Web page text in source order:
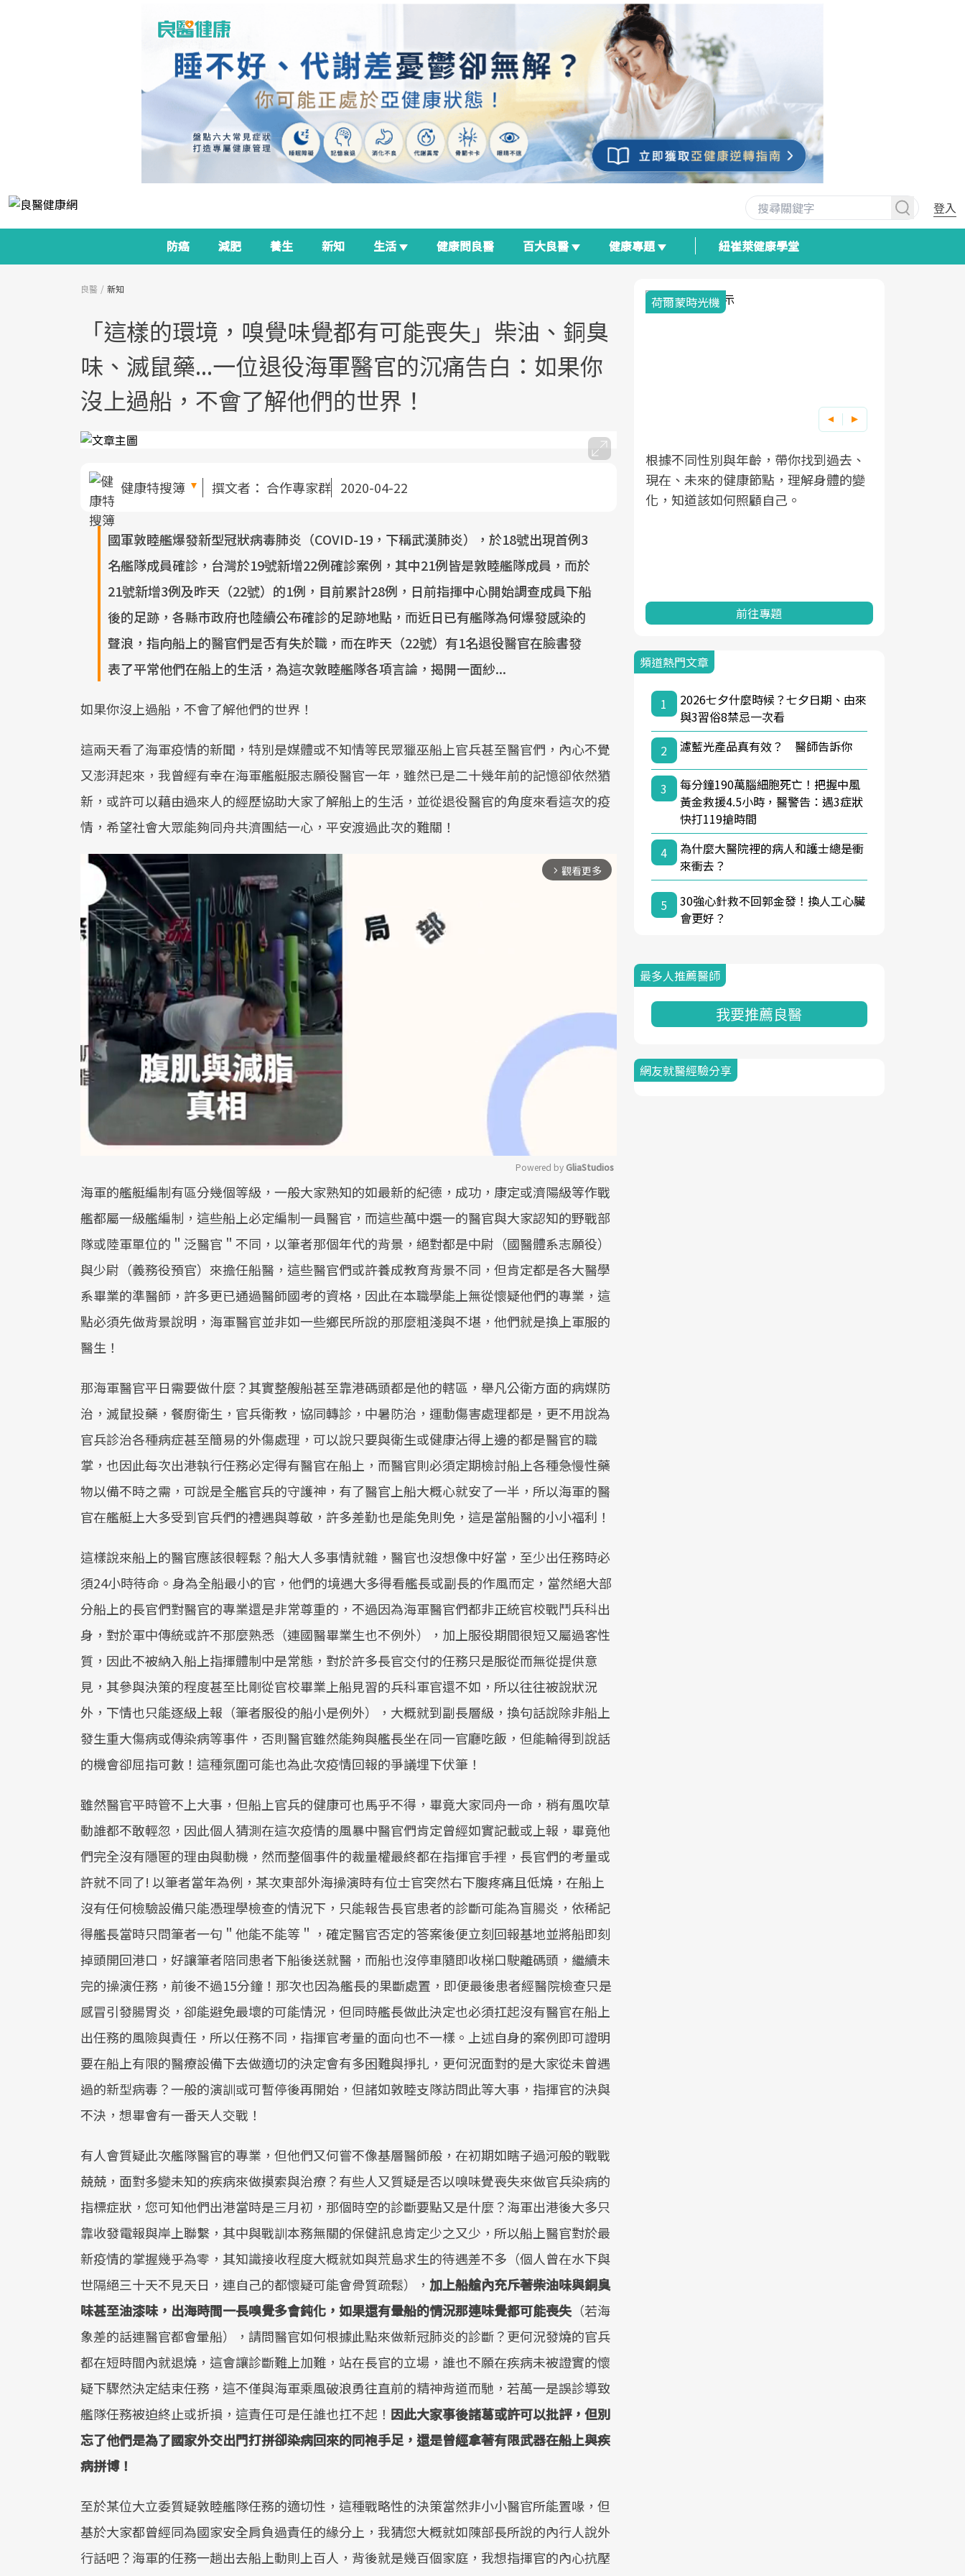
登入
防癌 減肥 養生 新知 生活 健康問良醫 百大良醫 健康專題 紐崔萊健康學堂
良醫 新知
「這樣的環境，嗅覺味覺都有可能喪失」柴油、銅臭
味、滅鼠藥...一位退役海軍醫官的沉痛告白：如果你
沒上過船，不會了解他們的世界！
健康特搜簿 撰文者： 合作專家群 2020-04-22
國軍敦睦艦爆發新型冠狀病毒肺炎（COVID-19，下稱武漢肺炎），於18號出現首例3
名艦隊成員確診，台灣於19號新增22例確診案例，其中21例皆是敦睦艦隊成員，而於
21號新增3例及昨天（22號）的1例，目前累計28例，日前指揮中心開始調查成員下船
後的足跡，各縣市政府也陸續公布確診的足跡地點，而近日已有艦隊為何爆發感染的
聲浪，指向船上的醫官們是否有失於職，而在昨天（22號）有1名退役醫官在臉書發
表了平常他們在船上的生活，為這次敦睦艦隊各項言論，揭開一面紗...
如果你沒上過船，不會了解他們的世界！
這兩天看了海軍疫情的新聞，特別是媒體或不知情等民眾獵巫船上官兵甚至醫官們，內心不覺
又澎湃起來，我曾經有幸在海軍艦艇服志願役醫官一年，雖然已是二十幾年前的記憶卻依然猶
新，或許可以藉由過來人的經歷協助大家了解船上的生活，並從退役醫官的角度來看這次的疫
情，希望社會大眾能夠同舟共濟團結一心，平安渡過此次的難關！
arrow_forward_ios 觀看更多
Mute
Powered by GliaStudios
海軍的艦艇編制有區分幾個等級，一般大家熟知的如最新的紀德，成功，康定或濟陽級等作戰
艦都屬一級艦編制，這些船上必定編制一員醫官，而這些萬中選一的醫官與大家認知的野戰部
隊或陸軍單位的＂泛醫官＂不同，以筆者那個年代的背景，絕對都是中尉（國醫體系志願役）
與少尉（義務役預官）來擔任船醫，這些醫官們或許養成教育背景不同，但肯定都是各大醫學
系畢業的準醫師，許多更已通過醫師國考的資格，因此在本職學能上無從懷疑他們的專業，這
點必須先做背景說明，海軍醫官並非如一些鄉民所說的那麼粗淺與不堪，他們就是換上軍服的
醫生！
那海軍醫官平日需要做什麼？其實整艘船甚至靠港碼頭都是他的轄區，舉凡公衛方面的病媒防
治，滅鼠投藥，餐廚衛生，官兵衛教，協同轉診，中暑防治，運動傷害處理都是，更不用說為
官兵診治各種病症甚至簡易的外傷處理，可以說只要與衛生或健康沾得上邊的都是醫官的職
掌，也因此每次出港執行任務必定得有醫官在船上，而醫官則必須定期檢討船上各種急慢性藥
物以備不時之需，可說是全艦官兵的守護神，有了醫官上船大概心就安了一半，所以海軍的醫
官在艦艇上大多受到官兵們的禮遇與尊敬，許多差勤也是能免則免，這是當船醫的小小福利！
這樣說來船上的醫官應該很輕鬆？船大人多事情就雜，醫官也沒想像中好當，至少出任務時必
須24小時待命。身為全船最小的官，他們的境遇大多得看艦長或副長的作風而定，當然絕大部
分船上的長官們對醫官的專業還是非常尊重的，不過因為海軍醫官們都非正統官校戰鬥兵科出
身，對於軍中傳統或許不那麼熟悉（連國醫畢業生也不例外），加上服役期間很短又屬過客性
質，因此不被納入船上指揮體制中是常態，對於許多長官交付的任務只是服從而無從提供意
見，其參與決策的程度甚至比剛從官校畢業上船見習的兵科軍官還不如，所以往往被說狀況
外，下情也只能逐級上報（筆者服役的船小是例外），大概就到副長層級，換句話說除非船上
發生重大傷病或傳染病等事件，否則醫官雖然能夠與艦長坐在同一官廳吃飯，但能輪得到說話
的機會卻屈指可數！這種氛圍可能也為此次疫情回報的爭議埋下伏筆！
雖然醫官平時管不上大事，但船上官兵的健康可也馬乎不得，畢竟大家同舟一命，稍有風吹草
動誰都不敢輕忽，因此個人猜測在這次疫情的風暴中醫官們肯定曾經如實記載或上報，畢竟他
們完全沒有隱匿的理由與動機，然而整個事件的裁量權最終都在指揮官手裡，長官們的考量或
許就不同了! 以筆者當年為例，某次東部外海操演時有位士官突然右下腹疼痛且低燒，在船上
沒有任何檢驗設備只能憑理學檢查的情況下，只能報告長官患者的診斷可能為盲腸炎，依稀記
得艦長當時只問筆者一句＂他能不能等＂，確定醫官否定的答案後便立刻回報基地並將船即刻
掉頭開回港口，好讓筆者陪同患者下船後送就醫，而船也沒停車隨即收梯口駛離碼頭，繼續未
完的操演任務，前後不過15分鐘！那次也因為艦長的果斷處置，即便最後患者經醫院檢查只是
感冒引發腸胃炎，卻能避免最壞的可能情況，但同時艦長做此決定也必須扛起沒有醫官在船上
出任務的風險與責任，所以任務不同，指揮官考量的面向也不一樣。上述自身的案例即可證明
要在船上有限的醫療設備下去做適切的決定會有多困難與掙扎，更何況面對的是大家從未曾遇
過的新型病毒？一般的演訓或可暫停後再開始，但諸如敦睦支隊訪問此等大事，指揮官的決與
不決，想畢會有一番天人交戰！
有人會質疑此次艦隊醫官的專業，但他們又何嘗不像基層醫師般，在初期如瞎子過河般的戰戰
兢兢，面對多變未知的疾病來做摸索與治療？有些人又質疑是否以嗅味覺喪失來做官兵染病的
指標症狀，您可知他們出港當時是三月初，那個時空的診斷要點又是什麼？海軍出港後大多只
靠收發電報與岸上聯繫，其中與戰訓本務無關的保健訊息肯定少之又少，所以船上醫官對於最
新疫情的掌握幾乎為零，其知識接收程度大概就如與荒島求生的待遇差不多（個人曾在水下與
世隔絕三十天不見天日，連自己的都懷疑可能會骨質疏鬆）， 加上船艙內充斥著柴油味與銅臭
味甚至油漆味，出海時間一長嗅覺多會鈍化，如果還有暈船的情況那連味覺都可能喪失 （若海
象差的話連醫官都會暈船），請問醫官如何根據此點來做新冠肺炎的診斷？更何況發燒的官兵
都在短時間內就退燒，這會讓診斷難上加難，站在長官的立場，誰也不願在疾病未被證實的懷
疑下驟然決定結束任務，這不僅與海軍乘風破浪勇往直前的精神背道而馳，若萬一是誤診導致
艦隊任務被迫終止或折損，這責任可是任誰也扛不起！ 因此大家事後諸葛或許可以批評，但別
忘了他們是為了國家外交出門打拼卻染病回來的同袍手足，還是曾經拿著有限武器在船上與疾
病拼博！
至於某位大立委質疑敦睦艦隊任務的適切性，這種戰略性的決策當然非小小醫官所能置喙，但
基於大家都曾經同為國家安全肩負過責任的緣分上，我猜您大概就如陳部長所說的內行人說外
行話吧？海軍的任務一趟出去船上動則上百人，背後就是幾百個家庭，我想指揮官的內心抗壓
面對超高齡社會的浪潮，台灣正在快速
邁向「健康照護」的新時代。隨著國家
政策如「健康台灣推動委員會」與「長
關注的核心議題。然而，健檢不只是醫
療院所的服務，更是民眾了解自身健康
前往專題
2025年，就到良醫生活祭體驗「一站式
健康新生活」，從講座、體驗到運動，
全面啟動你的健康革命！
前往專題
良醫健康網從「換季的身體變化」出
發，透過醫學觀點與日常感受的對話，
建立對亞健康的認知，進而引導實際的
前往專題
荷爾蒙時光機
根據不同性別與年齡，帶你找到過去、
現在、未來的健康節點，理解身體的變
化，知道該如何照顧自己。
前往專題
頻道熱門文章
1
2026七夕什麼時候？七夕日期、由來
與3習俗8禁忌一次看
2
濾藍光產品真有效？ 醫師告訴你
3
每分鐘190萬腦細胞死亡！把握中風
黃金救援4.5小時，醫警告：遇3症狀
快打119搶時間
4
為什麼大醫院裡的病人和護士總是衝
來衝去？
5
30強心針救不回郭金發！換人工心臟
會更好？
最多人推薦醫師
我要推薦良醫
網友就醫經驗分享